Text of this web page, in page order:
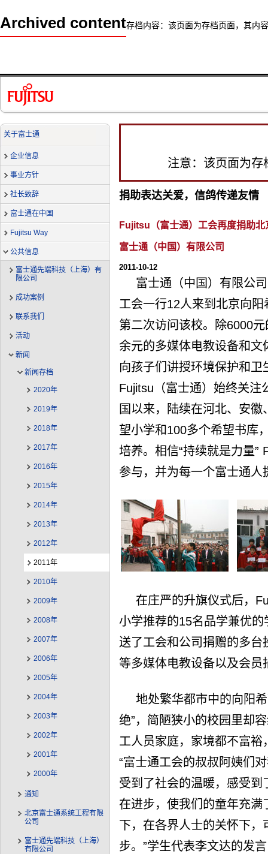
Archived content存档内容：该页面为存档页面，其内
关于富士通
企业信息
事业方针
社长致辞
富士通在中国
Fujitsu Way
公共信息
富士通先端科技（上海）有
限公司
成功案例
联系我们
活动
新闻
新闻存档
2020年
2019年
2018年
2017年
2016年
2015年
2014年
2013年
2012年
2011年
2010年
2009年
2008年
2007年
2006年
2005年
2004年
2003年
2002年
2001年
2000年
通知
北京富士通系统工程有限
公司
富士通先端科技（上海）
有限公司
注意：该页面为
捐助表达关爱，信鸽传递友情
Fujitsu（富士通）工会再度捐助北
富士通（中国）有限公司
2011-10-12
富士通（中国）有限公
工会一行12人来到北京向
第二次访问该校。除6000
余元的多媒体电教设备和
向孩子们讲授环境保护和
Fujitsu（富士通）始终关注
国以来，陆续在河北、安
望小学和100多个希望书库
培养。相信“持续就是力量”
参与，并为每一个富士通
在庄严的升旗仪式后，
小学推荐的15名品学兼优
送了工会和公司捐赠的多
等多媒体电教设备以及会
地处繁华都市中的向阳
绝”，简陋狭小的校园里却
工人员家庭，家境都不富
“富士通工会的叔叔阿姨们
受到了社会的温暖，感受
在进步，使我们的童年充
下，在各界人士的关怀下
步。”学生代表李文达的发